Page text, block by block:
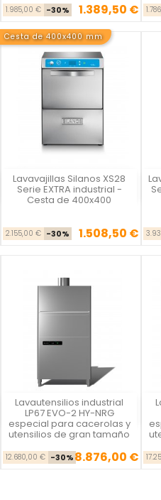
Precio base
1.985,00 € -30% Precio
1.389,50 €
Cesta de 400x400 mm
Lavavajillas Silanos XS28
Serie EXTRA industrial -
Cesta de 400x400
Precio base
2.155,00 € -30% Precio
1.508,50 €

Vista rápida
Lavautensilios industrial
LP67 EVO-2 HY-NRG
especial para cacerolas y
utensilios de gran tamaño
Precio base
12.680,00 € -30% Precio
8.876,00 €

Vista rápida